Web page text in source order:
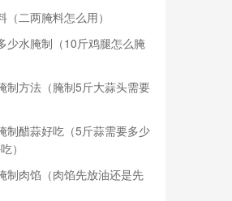
（二两腌料怎么用）
少水腌制（10斤鸡腿怎么腌
制方法（腌制5斤大蒜头需要
制醋蒜好吃（5斤蒜需要多少
）
制肉馅（肉馅先放油还是先